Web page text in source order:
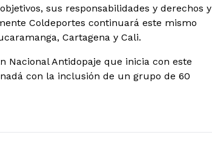
sus responsabilidades y derechos y
Coldeportes continuará este mismo
Cartagena y Cali.
Nacional Antidopaje que inicia con este
con la inclusión de un grupo de 60